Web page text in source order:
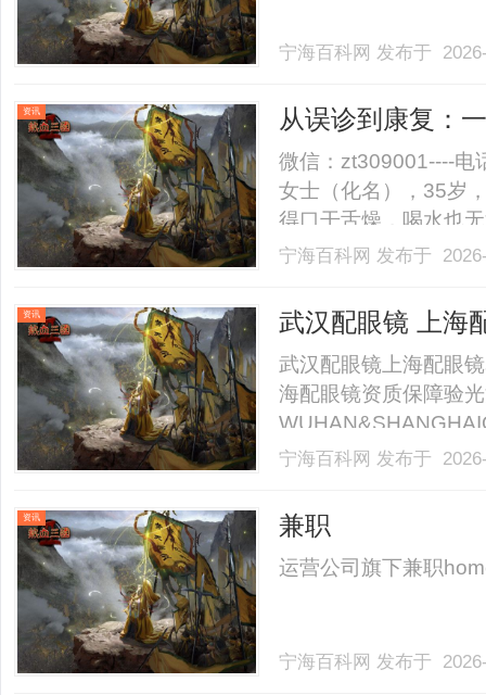
宁海百科网 发布于
资讯 从误诊到康复：
微信：zt309001----电
女士（化名），35岁
得口干舌燥，喝水也
粗糙。起初以为是工
重。直到今年初，她
宁海百科网 发布于
资讯 武汉配眼镜 上海
武汉配眼镜上海配眼
海配眼镜资质保障验
业验光配镜的写字楼
40%-60%优惠，兼顾
宁海百科网 发布于
资讯 兼职
运营公司旗下兼职
宁海百科网 发布于